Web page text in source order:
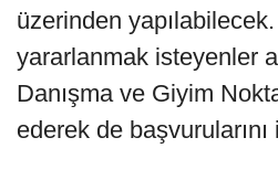
üzerinden
yararlanmak isteyenler
Danışma ve Giyim
ederek de